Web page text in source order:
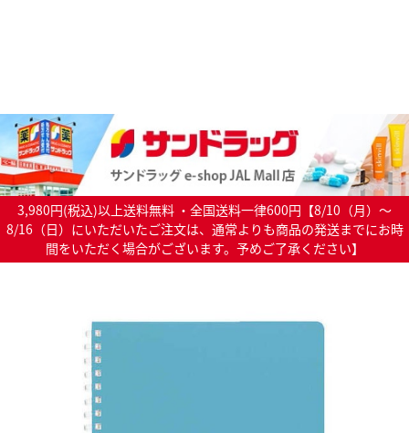
3,980円(税込)以上送料無料 ・全国送料一律600円【8/10（月）～
8/16（日）にいただいたご注文は、通常よりも商品の発送までにお時
間をいただく場合がございます。予めご了承ください】